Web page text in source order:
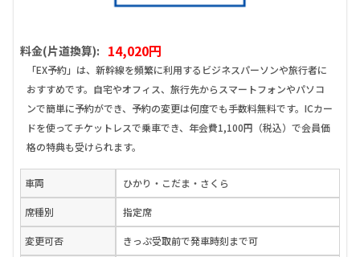
料金(片道換算): 14,020円
「EX予約」は、新幹線を頻繁に利用するビジネスパーソンや旅行者に
おすすめです。自宅やオフィス、旅行先からスマートフォンやパソコ
ンで簡単に予約ができ、予約の変更は何度でも手数料無料です。ICカー
ドを使ってチケットレスで乗車でき、年会費1,100円（税込）で会員価
格の特典も受けられます。
車両 ひかり・こだま・さくら
席種別 指定席
変更可否 きっぷ受取前で発車時刻まで可